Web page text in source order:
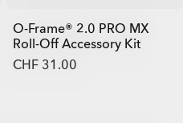
O-Frame® 2.0 PRO MX
Roll-Off Accessory Kit
CHF 31.00